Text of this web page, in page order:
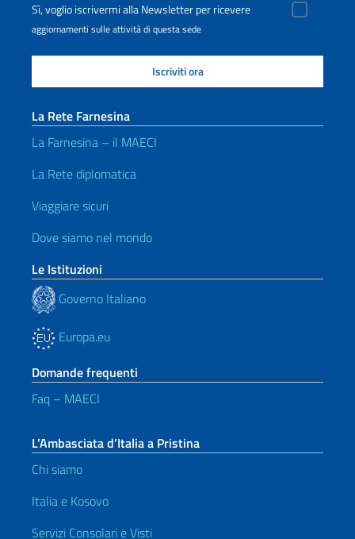
Sì, voglio iscrivermi alla Newsletter per ricevere
aggiornamenti sulle attività di questa sede
La Rete Farnesina
La Farnesina – il MAECI
La Rete diplomatica
Viaggiare sicuri
Dove siamo nel mondo
Le Istituzioni
Governo Italiano
Europa.eu
Domande frequenti
Faq – MAECI
L’Ambasciata d’Italia a Pristina
Chi siamo
Italia e Kosovo
Servizi Consolari e Visti